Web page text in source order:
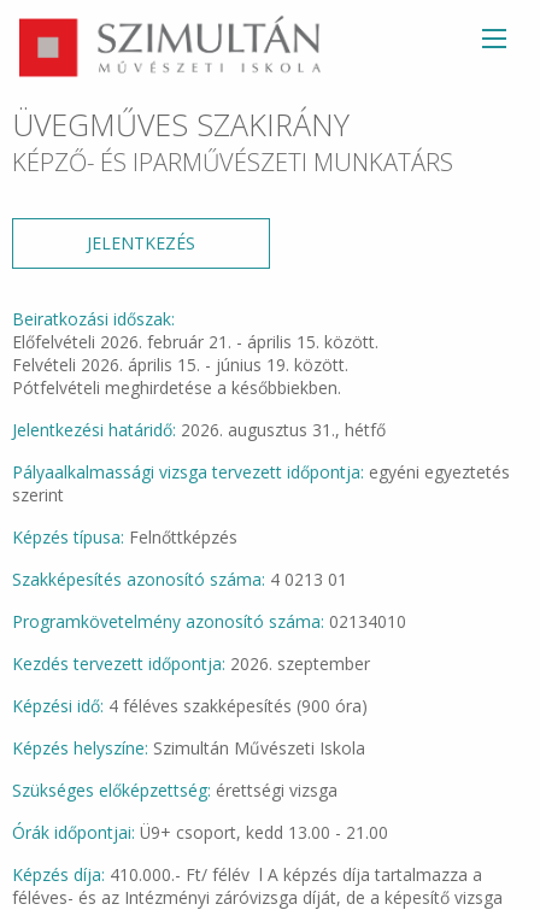
ÜVEGMŰVES SZAKIRÁNY
KÉPZŐ- ÉS IPARMŰVÉSZETI MUNKATÁRS
JELENTKEZÉS
Beiratkozási időszak:
Előfelvételi 2026. február 21. - április 15. között.
Felvételi 2026. április 15. - június 19. között.
Pótfelvételi meghirdetése a későbbiekben.
Jelentkezési határidő: 2026. augusztus 31., hétfő
Pályaalkalmassági vizsga tervezett időpontja: egyéni egyeztetés
szerint
Képzés típusa: Felnőttképzés
Szakképesítés azonosító száma: 4 0213 01
Programkövetelmény azonosító száma: 02134010
Kezdés tervezett időpontja: 2026. szeptember
Képzési idő: 4 féléves szakképesítés (900 óra)
Képzés helyszíne: Szimultán Művészeti Iskola
Szükséges előképzettség: érettségi vizsga
Órák időpontjai: Ü9+ csoport, kedd 13.00 - 21.00
Képzés díja: 410.000.- Ft/ félév l A képzés díja tartalmazza a
féléves- és az Intézményi záróvizsga díját, de a képesítő vizsga